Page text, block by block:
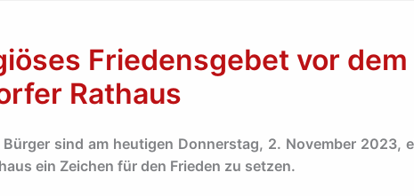
Friedensgebet vor dem
Rathaus
sind am heutigen Donnerstag, 2. November 2023,
ein Zeichen für den Frieden zu setzen.